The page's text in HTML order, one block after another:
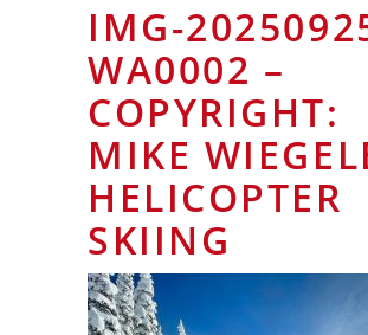
IMG-
WA0002 –
COPYRIGHT:
MIKE
HELICOPTER
SKIING